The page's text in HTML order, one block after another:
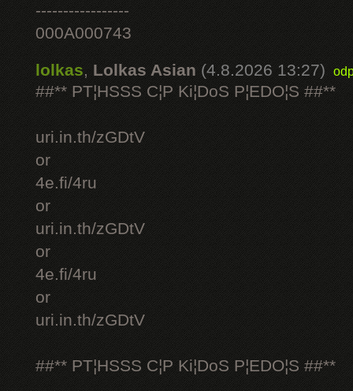
-----------------
000A000743
lolkas, Lolkas Asian (4.8.2026 13:27)
##** PT¦HSSS C¦P Ki¦DoS P¦EDO¦S ##**
uri.in.th/zGDtV
or
4e.fi/4ru
or
uri.in.th/zGDtV
or
4e.fi/4ru
or
uri.in.th/zGDtV
##** PT¦HSSS C¦P Ki¦DoS P¦EDO¦S ##**